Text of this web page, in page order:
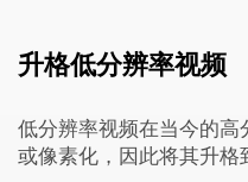
升格低分辨率视频
低分辨率视频在当今的
或像素化，因此将其升格